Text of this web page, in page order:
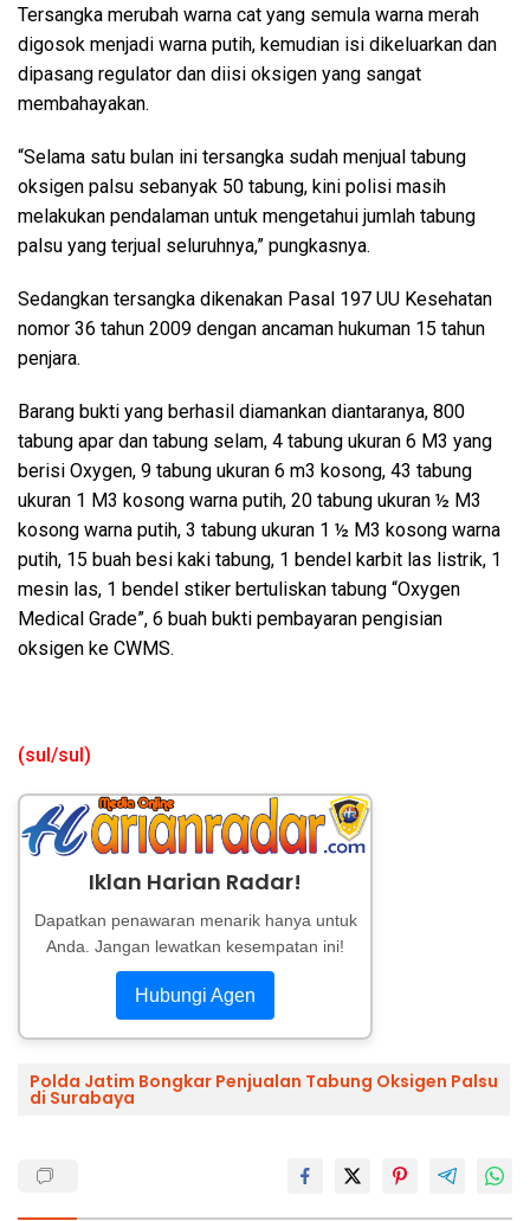
Tersangka merubah warna cat yang semula warna merah
digosok menjadi warna putih, kemudian isi dikeluarkan dan
dipasang regulator dan diisi oksigen yang sangat
membahayakan.
“Selama satu bulan ini tersangka sudah menjual tabung
oksigen palsu sebanyak 50 tabung, kini polisi masih
melakukan pendalaman untuk mengetahui jumlah tabung
palsu yang terjual seluruhnya,” pungkasnya.
Sedangkan tersangka dikenakan Pasal 197 UU Kesehatan
nomor 36 tahun 2009 dengan ancaman hukuman 15 tahun
penjara.
Barang bukti yang berhasil diamankan diantaranya, 800
tabung apar dan tabung selam, 4 tabung ukuran 6 M3 yang
berisi Oxygen, 9 tabung ukuran 6 m3 kosong, 43 tabung
ukuran 1 M3 kosong warna putih, 20 tabung ukuran ½ M3
kosong warna putih, 3 tabung ukuran 1 ½ M3 kosong warna
putih, 15 buah besi kaki tabung, 1 bendel karbit las listrik, 1
mesin las, 1 bendel stiker bertuliskan tabung “Oxygen
Medical Grade”, 6 buah bukti pembayaran pengisian
oksigen ke CWMS.
(sul/sul)
Iklan Harian Radar!
Dapatkan penawaran menarik hanya untuk
Anda. Jangan lewatkan kesempatan ini!
Hubungi Agen
Polda Jatim Bongkar Penjualan Tabung Oksigen Palsu
di Surabaya